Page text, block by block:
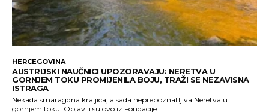
HERCEGOVINA
AUSTRIJSKI NAUČNICI UPOZORAVAJU: NERETVA U
GORNJEM TOKU PROMIJENILA BOJU, TRAŽI SE NEZAVISNA
ISTRAGA
Nekada smaragdna kraljica, a sada neprepoznatljiva Neretva u
gornjem toku! Objavili su ovo iz Fondacije...